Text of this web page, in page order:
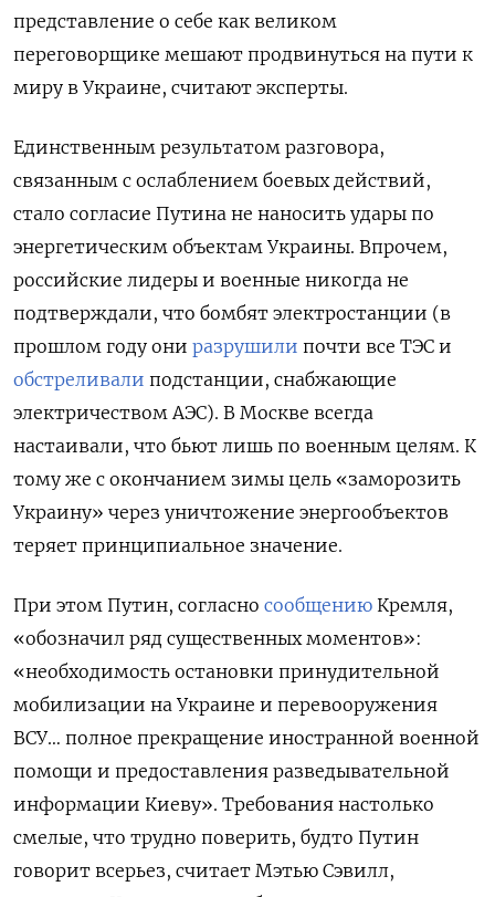
представление о себе как великом
переговорщике мешают продвинуться на пути к
миру в Украине, считают эксперты.
Единственным результатом разговора,
связанным с ослаблением боевых действий,
стало согласие Путина не наносить удары по
энергетическим объектам Украины. Впрочем,
российские лидеры и военные никогда не
подтверждали, что бомбят электростанции (в
прошлом году они разрушили почти все ТЭС и
обстреливали подстанции, снабжающие
электричеством АЭС). В Москве всегда
настаивали, что бьют лишь по военным целям. К
тому же с окончанием зимы цель «заморозить
Украину» через уничтожение энергообъектов
теряет принципиальное значение.
При этом Путин, согласно сообщению Кремля,
«обозначил ряд существенных моментов»:
«необходимость остановки принудительной
мобилизации на Украине и перевооружения
ВСУ… полное прекращение иностранной военной
помощи и предоставления разведывательной
информации Киеву». Требования настолько
смелые, что трудно поверить, будто Путин
говорит всерьез, считает Мэтью Сэвилл,